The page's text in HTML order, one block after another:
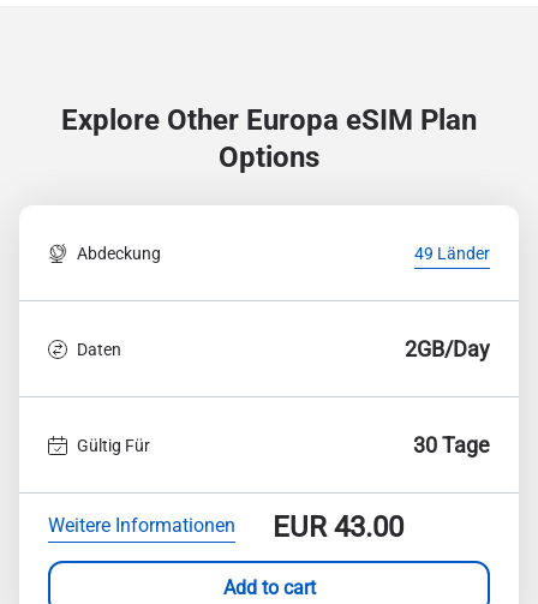
Explore Other Europa eSIM Plan
Options
Abdeckung 49 Länder
Daten 2GB/Day
Gültig Für 30 Tage
Weitere Informationen EUR43.00
Add to cart